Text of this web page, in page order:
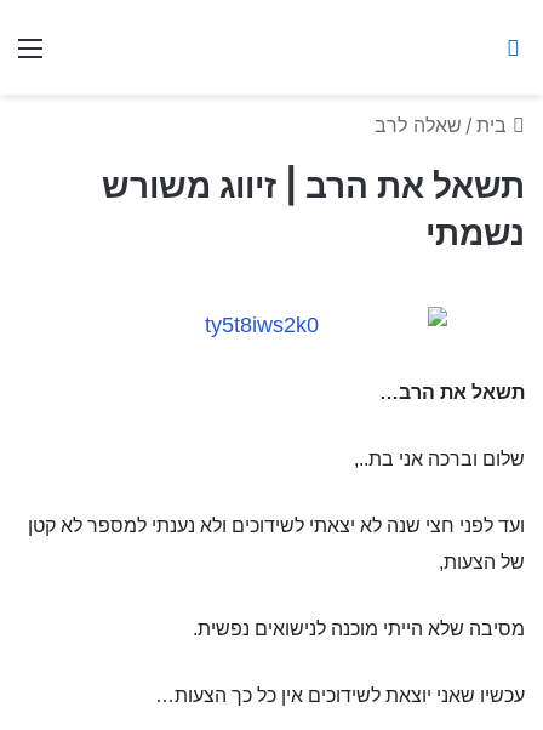
בית / שאלה לרב
תשאל את הרב | זיווג משורש
נשמתי
תשאל את הרב…
שלום וברכה אני בת..,
ועד לפני חצי שנה לא יצאתי לשידוכים ולא נענתי למספר לא קטן
של הצעות,
מסיבה שלא הייתי מוכנה לנישואים נפשית.
עכשיו שאני יוצאת לשידוכים אין כל כך הצעות…